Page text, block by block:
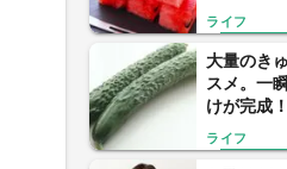
ブカット
コスイカ
ライフ
大量のき
スメ。一
けが完成
コツと活
ライフ